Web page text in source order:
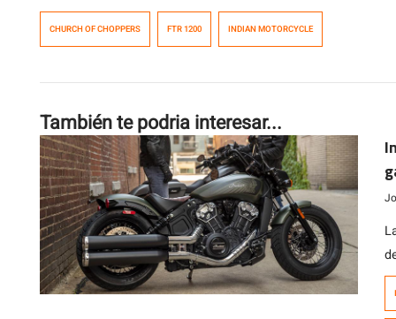
CHURCH OF CHOPPERS FTR 1200 INDIAN MOTORCYCLE
También te podria interesar...